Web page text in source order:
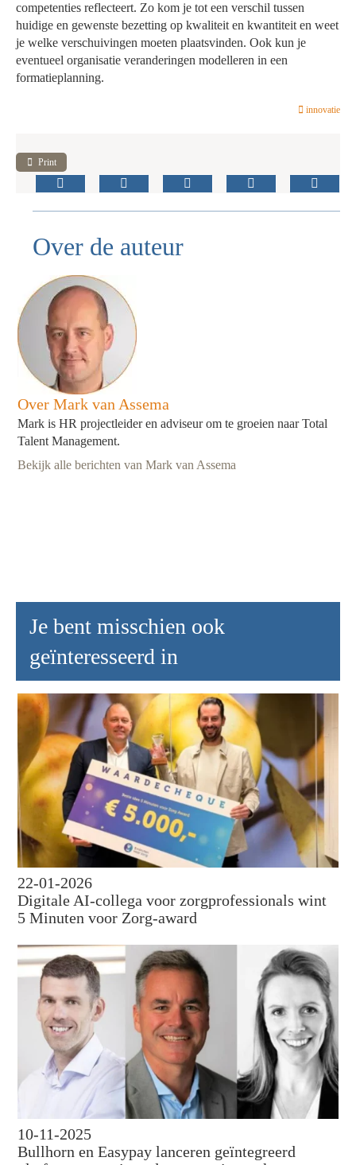
competenties reflecteert. Zo kom je tot een verschil tussen
huidige en gewenste bezetting op kwaliteit en kwantiteit en weet
je welke verschuivingen moeten plaatsvinden. Ook kun je
eventueel organisatie veranderingen modelleren in een
formatieplanning.
innovatie
Print
Over de auteur
Over Mark van Assema
Mark is HR projectleider en adviseur om te groeien naar Total
Talent Management.
Bekijk alle berichten van Mark van Assema
Je bent misschien ook
geïnteresseerd in
22-01-2026
Digitale AI-collega voor zorgprofessionals wint
5 Minuten voor Zorg-award
10-11-2025
Bullhorn en Easypay lanceren geïntegreerd